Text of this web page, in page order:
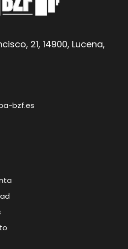
21, 14900, Lucena,
bzf.es